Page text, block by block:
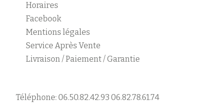
Horaires
Facebook
Mentions légales
Service Après Vente
Livraison / Paiement / Garantie
Téléphone: 06.50.82.42.93 06.82.78.61.74